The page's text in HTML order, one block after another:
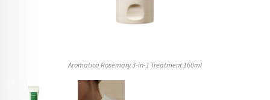
Aromatica Rosemary 3-in-1 Treatment 160ml